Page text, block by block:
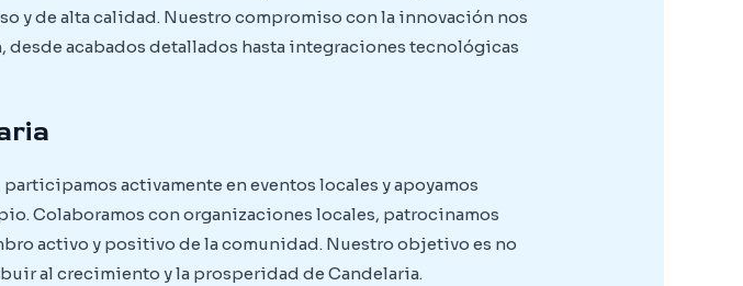
y de alta calidad. Nuestro compromiso con la innovación nos
acabados detallados hasta integraciones tecnológicas
activamente en eventos locales y apoyamos
Colaboramos con organizaciones locales, patrocinamos
activo y positivo de la comunidad. Nuestro objetivo es no
al crecimiento y la prosperidad de Candelaria.